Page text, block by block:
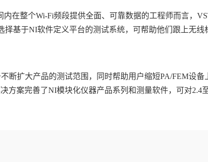
内在整个Wi-Fi频段提供全面、可靠数据的工程师而言，
择基于NI软件定义平台的测试系统，可帮助他们跟上无线
断扩大产品的测试范围，同时帮助用户缩短PA/FEM设
方案完善了NI模块化仪器产品系列和测量软件，可对2.4